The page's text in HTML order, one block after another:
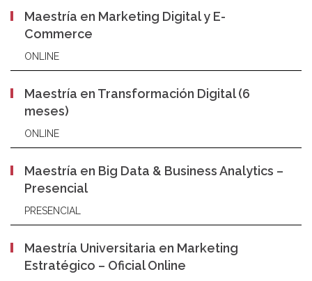
Maestría en Marketing Digital y E-
Commerce
ONLINE
Maestría en Transformación Digital (6
meses)
ONLINE
Maestría en Big Data & Business Analytics –
Presencial
PRESENCIAL
Maestría Universitaria en Marketing
Estratégico – Oficial Online